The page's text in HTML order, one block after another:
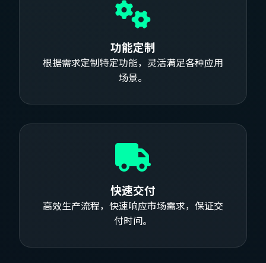
功能定制
根据需求定制特定功能，灵活满足各种应用
场景。
快速交付
高效生产流程，快速响应市场需求，保证交
付时间。